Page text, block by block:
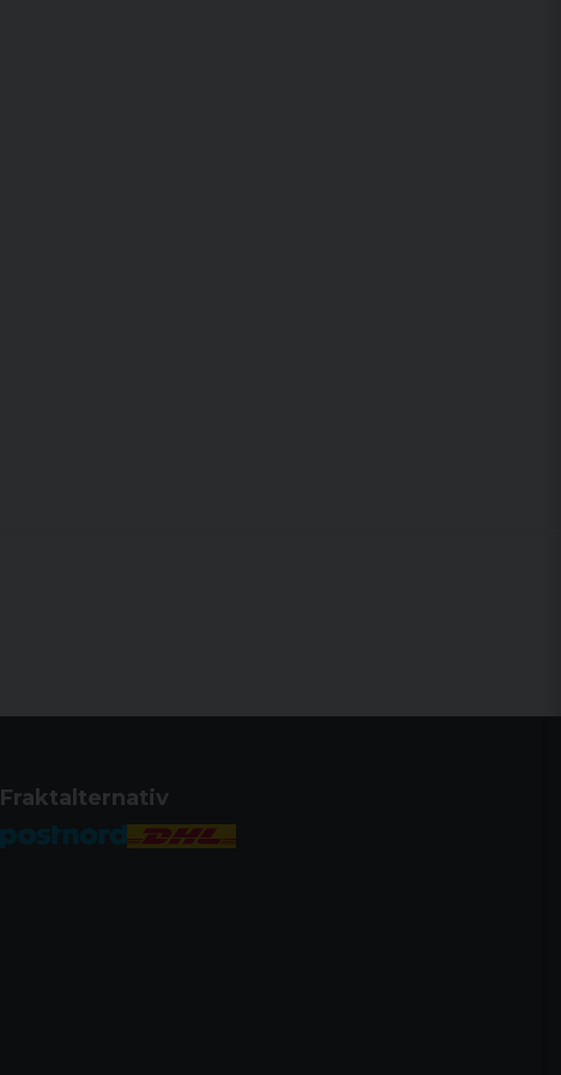
Fraktalternativ